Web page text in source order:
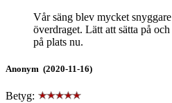
Vår säng blev mycket
överdraget. Lätt att sätta på
på plats nu.
Anonym (2020-11-16)
Betyg: